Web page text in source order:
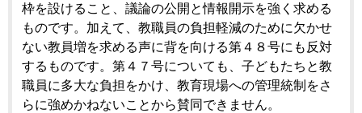
枠を設けること、議論の公開と情報開示を強く求める
ものです。加えて、教職員の負担軽減のために欠かせ
ない教員増を求める声に背を向ける第４８号にも反対
するものです。第４７号についても、子どもたちと教
職員に多大な負担をかけ、教育現場への管理統制をさ
らに強めかねないことから賛同できません。